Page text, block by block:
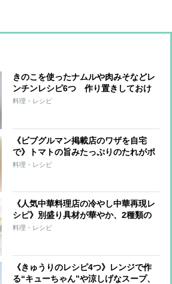
きのこを使ったナムルや肉みそなどレ
ンチンレシピ6つ 作り置きしておけ
ば便利な常備菜に！
料理・レシピ
《ビブグルマン掲載店のワザを自宅
で》トマトの旨みたっぷりのたれがポ
イントの絶品冷やし中華レシピ
料理・レシピ
《人気中華料理店の冷やし中華再現レ
シピ》別盛り具材が華やか、2種類の
たれで楽しむ「冷やし麺」
料理・レシピ
《きゅうりのレシピ4つ》レンジで作
る“キューちゃん”や涼しげなスープ、